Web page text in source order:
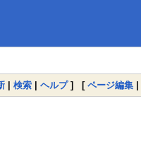
| 検索 | ヘルプ] [ ページ編集 |